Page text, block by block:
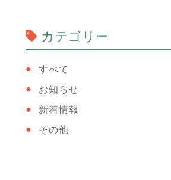
カテゴリー
すべて
お知らせ
新着情報
その他